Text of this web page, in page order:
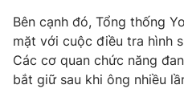
Photo
Bên cạnh đó, Tổng thống
mặt với cuộc điều tra hình
Các cơ quan chức năng
bắt giữ sau khi ông nhiều